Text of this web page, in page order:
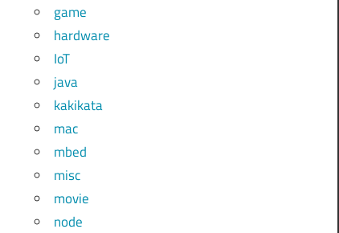
game
hardware
IoT
java
kakikata
mac
mbed
misc
movie
node